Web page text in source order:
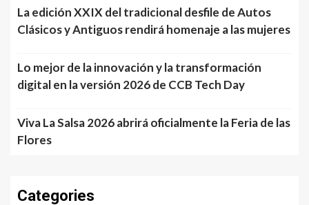
La edición XXIX del tradicional desfile de Autos
Clásicos y Antiguos rendirá homenaje a las mujeres
Lo mejor de la innovación y la transformación
digital en la versión 2026 de CCB Tech Day
Viva La Salsa 2026 abrirá oficialmente la Feria de las
Flores
Categories